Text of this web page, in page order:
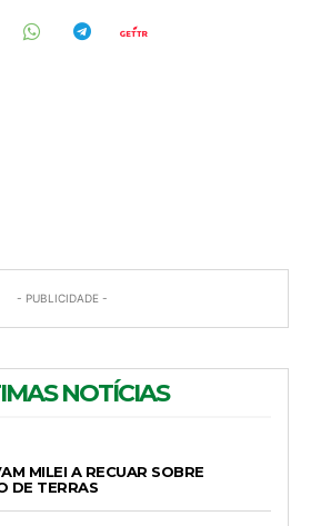
- PUBLICIDADE -
NOTÍCIAS
MILEI A RECUAR SOBRE
DE TERRAS